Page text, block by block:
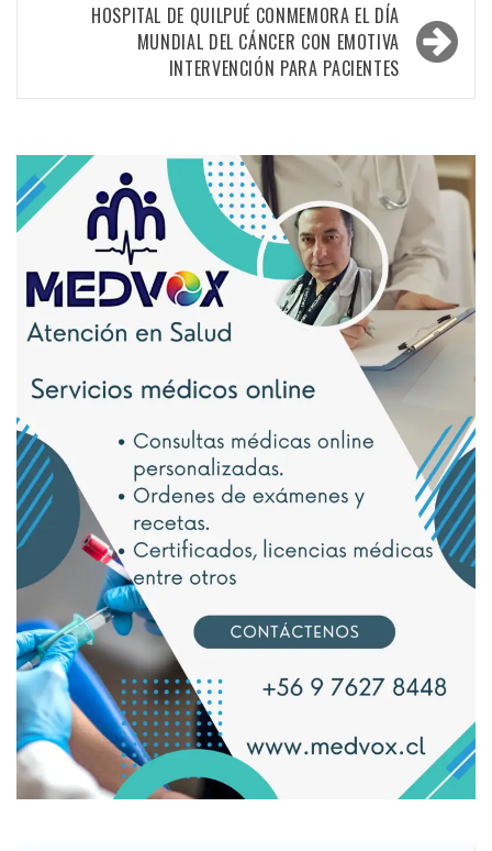
HOSPITAL DE QUILPUÉ CONMEMORA EL DÍA
MUNDIAL DEL CÁNCER CON EMOTIVA
INTERVENCIÓN PARA PACIENTES